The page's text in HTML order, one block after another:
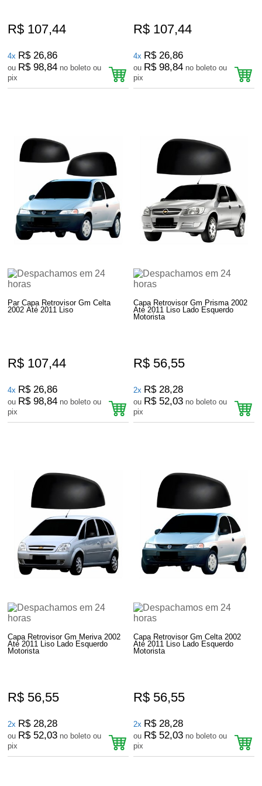
R$ 107,44
4x R$ 26,86
ou R$ 98,84 no boleto ou
pix
R$ 107,44
4x R$ 26,86
ou R$ 98,84 no boleto ou
pix
Par Capa Retrovisor Gm Celta
2002 Até 2011 Liso
R$ 107,44
4x R$ 26,86
ou R$ 98,84 no boleto ou
pix
Capa Retrovisor Gm Prisma 2002
Até 2011 Liso Lado Esquerdo
Motorista
R$ 56,55
2x R$ 28,28
ou R$ 52,03 no boleto ou
pix
Capa Retrovisor Gm Meriva 2002
Até 2011 Liso Lado Esquerdo
Motorista
R$ 56,55
2x R$ 28,28
ou R$ 52,03 no boleto ou
pix
Capa Retrovisor Gm Celta 2002
Até 2011 Liso Lado Esquerdo
Motorista
R$ 56,55
2x R$ 28,28
ou R$ 52,03 no boleto ou
pix